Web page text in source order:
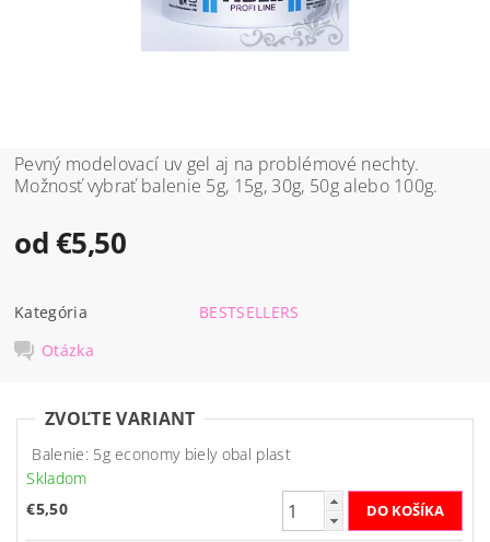
Pevný modelovací uv gel aj na problémové nechty.
Možnosť vybrať balenie 5g, 15g, 30g, 50g alebo 100g.
od €5,50
Kategória
BESTSELLERS
Otázka
ZVOĽTE VARIANT
Balenie: 5g economy biely obal plast
Skladom
€5,50